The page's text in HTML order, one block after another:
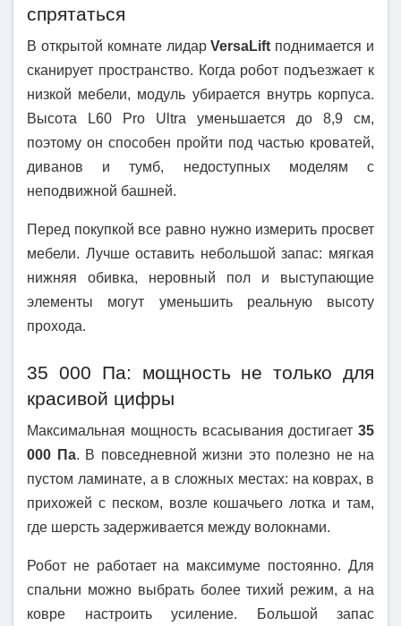
спрятаться
В открытой комнате лидарVersaLift поднимается и
сканирует пространство. Когда робот подъезжает к
низкой мебели, модуль убирается внутрь корпуса.
Высота L60 Pro Ultra уменьшается до 8,9 см,
поэтому он способен пройти под частью кроватей,
диванов и тумб, недоступных моделям с
неподвижной башней.
Перед покупкой все равно нужно измерить просвет
мебели. Лучше оставить небольшой запас: мягкая
нижняя обивка, неровный пол и выступающие
элементы могут уменьшить реальную высоту
прохода.
35 000 Па: мощность не только для
красивой цифры
Максимальная мощность всасывания достигает 35
000 Па. В повседневной жизни это полезно не на
пустом ламинате, а в сложных местах: на коврах, в
прихожей с песком, возле кошачьего лотка и там,
где шерсть задерживается между волокнами.
Робот не работает на максимуме постоянно. Для
спальни можно выбрать более тихий режим, а на
ковре настроить усиление. Большой запас